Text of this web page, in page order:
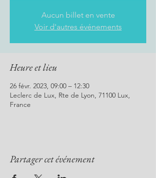
Aucun billet en vente
Voir d'autres événements
Heure et lieu
26 févr. 2023, 09:00 – 12:30
Leclerc de Lux, Rte de Lyon, 71100 Lux,
France
Partager cet événement